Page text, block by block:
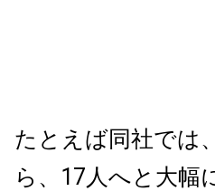
たとえば同社では
ら、17人へと大幅